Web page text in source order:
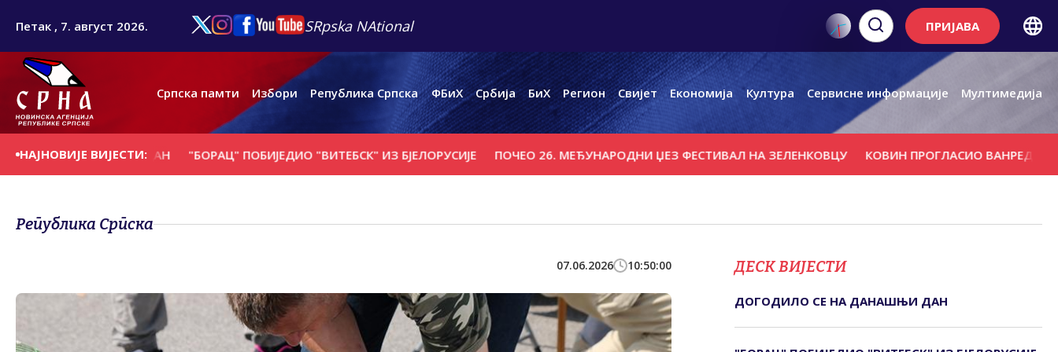
Петак , 7. август 2026. SRpska NAtional ПРИЈАВА
Српска памти Избори Република Српска ФБиХ Србија БиХ Регион Свијет Економија Култура Сервисне информације Мултимедија
НАЈНОВИЈЕ ВИЈЕСТИ:
НА ДАНАШЊИ ДАН "БОРАЦ" ПОБИЈЕДИО "ВИТЕБСК" ИЗ БЈЕЛОРУСИЈЕ ПОЧЕО 26. МЕЂУНАРОДНИ ЏЕЗ ФЕСТИВАЛ НА ЗЕЛЕНКОВЦУ КОВИН ПРОГЛАСИО ВАНРЕДНО СТАЊЕ
Република Српска
07.06.2026 10:50:00 ДЕСК ВИЈЕСТИ
ДОГОДИЛО СЕ НА ДАНАШЊИ ДАН